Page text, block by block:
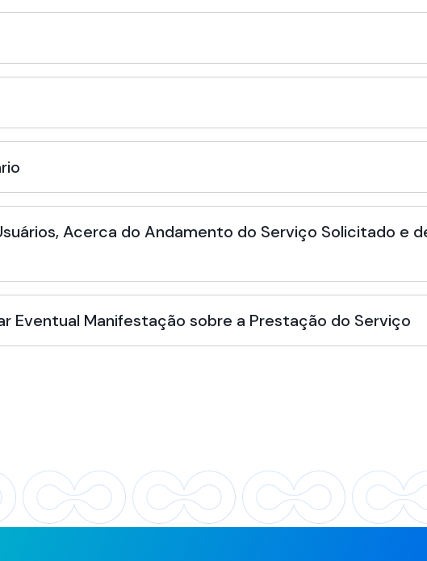
Acerca do Andamento do Serviço Solicitado e
Eventual Manifestação sobre a Prestação do Serviço